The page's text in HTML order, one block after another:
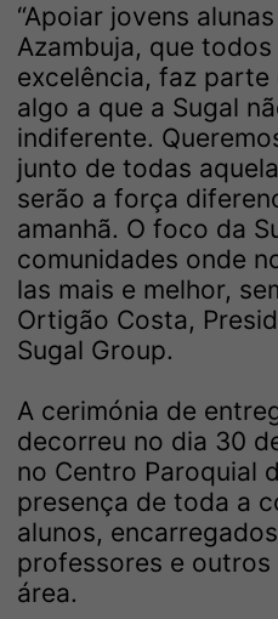
“Apoiar jovens
Azambuja, que
excelência, faz parte
algo a que a Sugal
indiferente.
junto de todas
serão a força
amanhã. O foco da
comunidades onde
las mais e melhor,
Ortigão Costa,
Sugal Group.
A cerimónia de
decorreu no dia 30
no Centro Paroquial
presença de toda a
alunos,
professores e
área.